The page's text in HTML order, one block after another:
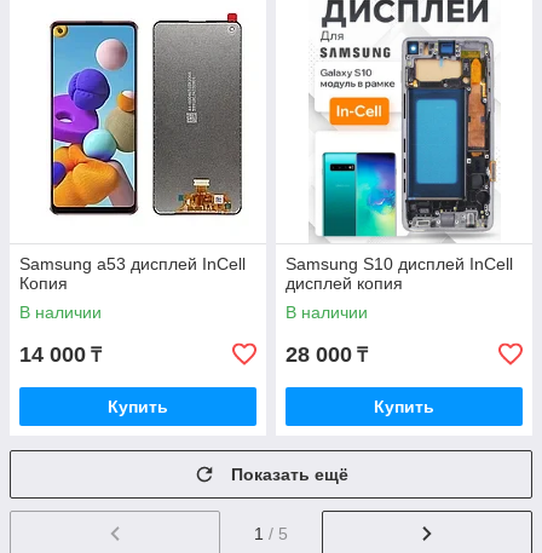
Samsung а53 дисплей InCell
Копия
В наличии
14 000 ₸
Купить
Samsung S10 дисплей InCell
дисплей копия
В наличии
28 000 ₸
Купить
Показать ещё
1 / 5